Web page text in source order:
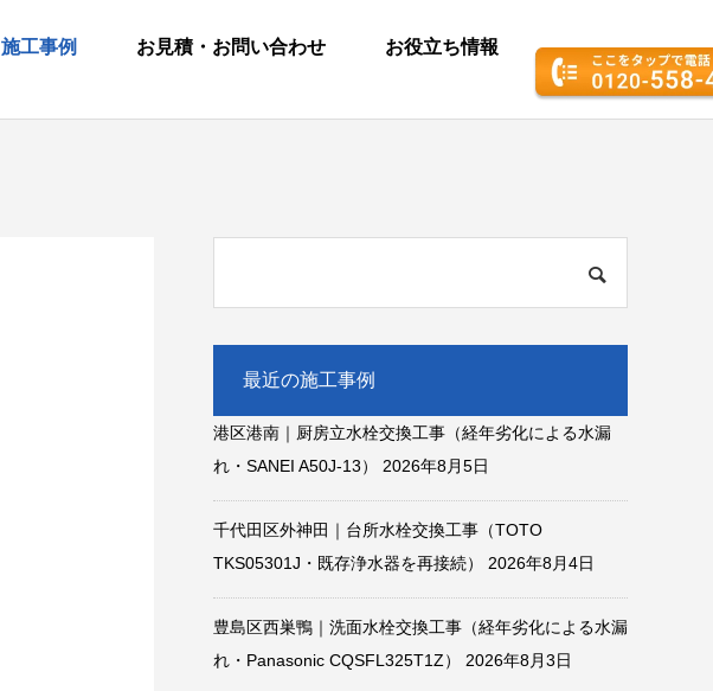
施工事例 お見積・お問い合わせ お役立ち情報
最近の施工事例
港区港南｜厨房立水栓交換工事（経年劣化による水漏
れ・SANEI A50J-13）
2026年8月5日
千代田区外神田｜台所水栓交換工事（TOTO
TKS05301J・既存浄水器を再接続）
2026年8月4日
豊島区西巣鴨｜洗面水栓交換工事（経年劣化による水漏
れ・Panasonic CQSFL325T1Z）
2026年8月3日